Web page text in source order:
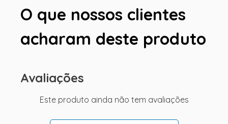
O que nossos clientes
acharam deste produto
Avaliações
Este produto ainda não tem avaliações